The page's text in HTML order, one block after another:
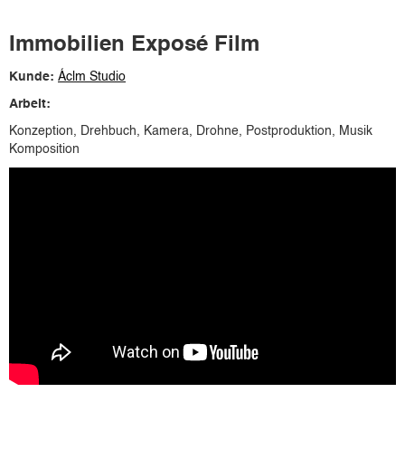
Immobilien Exposé Film
Kunde: Áclm Studio
Arbeit:
Konzeption, Drehbuch, Kamera, Drohne, Postproduktion, Musik
Komposition